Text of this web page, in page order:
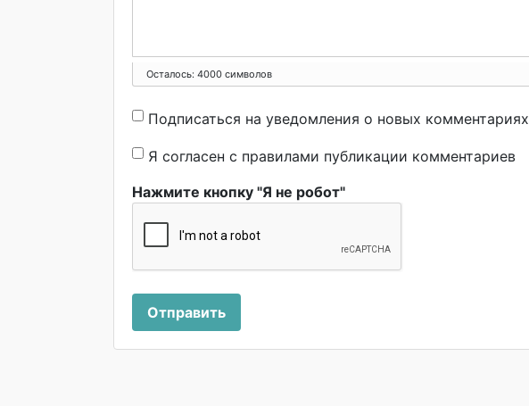
Осталось: 4000 символов
Подписаться на уведомления о новых комментариях
Я согласен с правилами публикации комментариев
Нажмите кнопку "Я не робот"
Отправить